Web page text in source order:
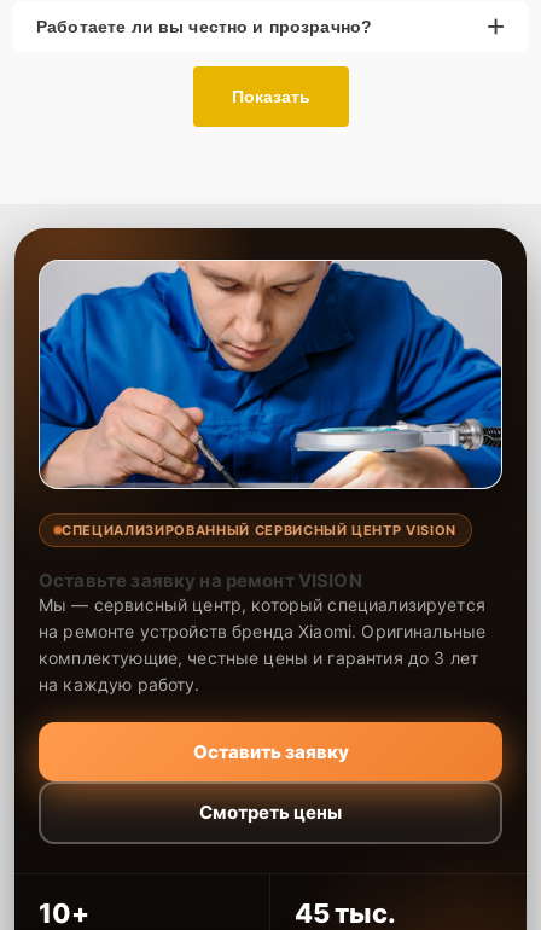
Работаете ли вы честно и прозрачно? +
Показать
СПЕЦИАЛИЗИРОВАННЫЙ СЕРВИСНЫЙ ЦЕНТР VISION
Оставьте заявку на ремонт VISION
Мы — сервисный центр, который специализируется
на ремонте устройств бренда Xiaomi. Оригинальные
комплектующие, честные цены и гарантия до 3 лет
на каждую работу.
Оставить заявку
Смотреть цены
10+ 45 тыс.